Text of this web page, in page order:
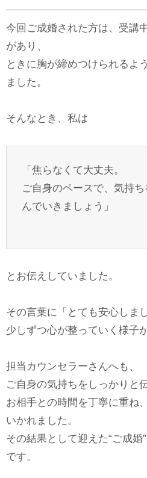
今回ご成婚された方は、受講
があり、
ときに胸が締めつけられるよ
ました。
そんなとき、私は
「焦らなくて大丈夫。
ご自身のペースで、気持
んでいきましょう」
とお伝えしていました。
その言葉に「とても安心しま
少しずつ心が整っていく様子
担当カウンセラーさんへも、
ご自身の気持ちをしっかりと
お相手との時間を丁寧に重ね
いかれました。
その結果として迎えた“ご成
です。